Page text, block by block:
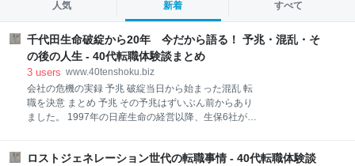
人気 新着 すべて
千代田生命破綻から20年 今だから語る！ 予兆・混乱・そ
の後の人生 - 40代転職体験談まとめ
3 users www.40tenshoku.biz
会社の危機の実録 予兆 破綻当日から始まった混乱 転
職を決意 まとめ 予兆 その予兆はずいぶん前からあり
ました。 1997年の日産生命の経営以降、生保6社が財
年3月期決算において総資産で業界12位の中堅生保に
ロストジェネレーション世代の転職事情 - 40代転職体験談